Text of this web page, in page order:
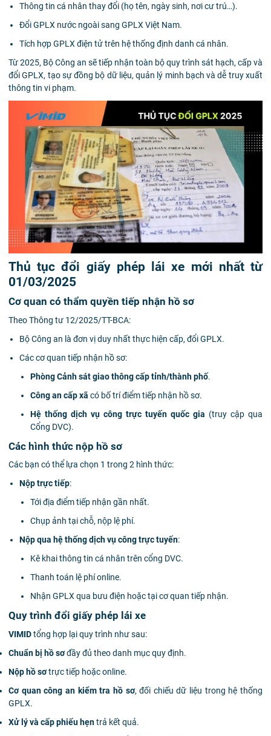
Thông tin cá nhân thay đổi (họ tên, ngày sinh, nơi cư trú…).
Đổi GPLX nước ngoài sang GPLX Việt Nam.
Tích hợp GPLX điện tử trên hệ thống định danh cá nhân.
Từ 2025, Bộ Công an sẽ tiếp nhận toàn bộ quy trình sát hạch, cấp và
đổi GPLX, tạo sự đồng bộ dữ liệu, quản lý minh bạch và dễ truy xuất
thông tin vi phạm.
Thủ tục đổi giấy phép lái xe mới nhất từ
01/03/2025
Cơ quan có thẩm quyền tiếp nhận hồ sơ
Theo Thông tư 12/2025/TT-BCA:
Bộ Công an là đơn vị duy nhất thực hiện cấp, đổi GPLX.
Các cơ quan tiếp nhận hồ sơ:
Phòng Cảnh sát giao thông cấp tỉnh/thành phố.
Công an cấp xã có bố trí điểm tiếp nhận hồ sơ.
Hệ thống dịch vụ công trực tuyến quốc gia (truy cập qua
Cổng DVC).
Các hình thức nộp hồ sơ
Các bạn có thể lựa chọn 1 trong 2 hình thức:
Nộp trực tiếp:
Tới địa điểm tiếp nhận gần nhất.
Chụp ảnh tại chỗ, nộp lệ phí.
Nộp qua hệ thống dịch vụ công trực tuyến:
Kê khai thông tin cá nhân trên cổng DVC.
Thanh toán lệ phí online.
Nhận GPLX qua bưu điện hoặc tại cơ quan tiếp nhận.
Quy trình đổi giấy phép lái xe
VIMIDtổng hợp lại quy trình như sau:
Chuẩn bị hồ sơđầy đủ theo danh mục quy định.
Nộp hồ sơtrực tiếp hoặc online.
Cơ quan công an kiểm tra hồ sơ, đối chiếu dữ liệu trong hệ thống
GPLX.
Xử lý và cấp phiếu hẹntrả kết quả.